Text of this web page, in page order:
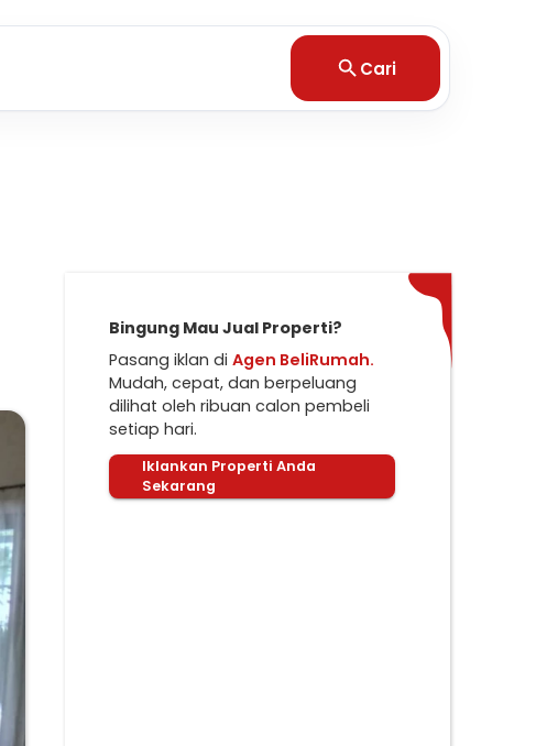
Cari
Bingung Mau Jual Properti?
Pasang iklan di Agen BeliRumah.
Mudah, cepat, dan berpeluang
dilihat oleh ribuan calon pembeli
setiap hari.
Iklankan Properti Anda
Sekarang